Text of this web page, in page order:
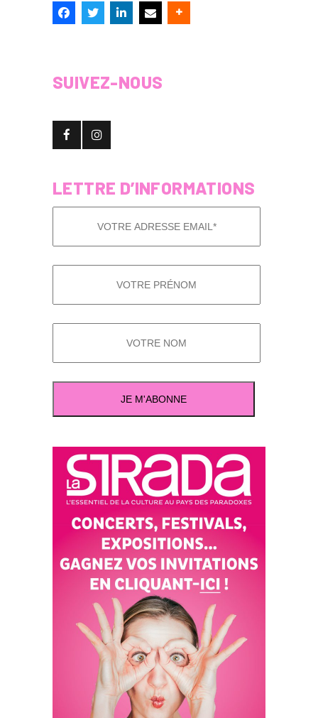
SUIVEZ-NOUS
LETTRE D’INFORMATIONS